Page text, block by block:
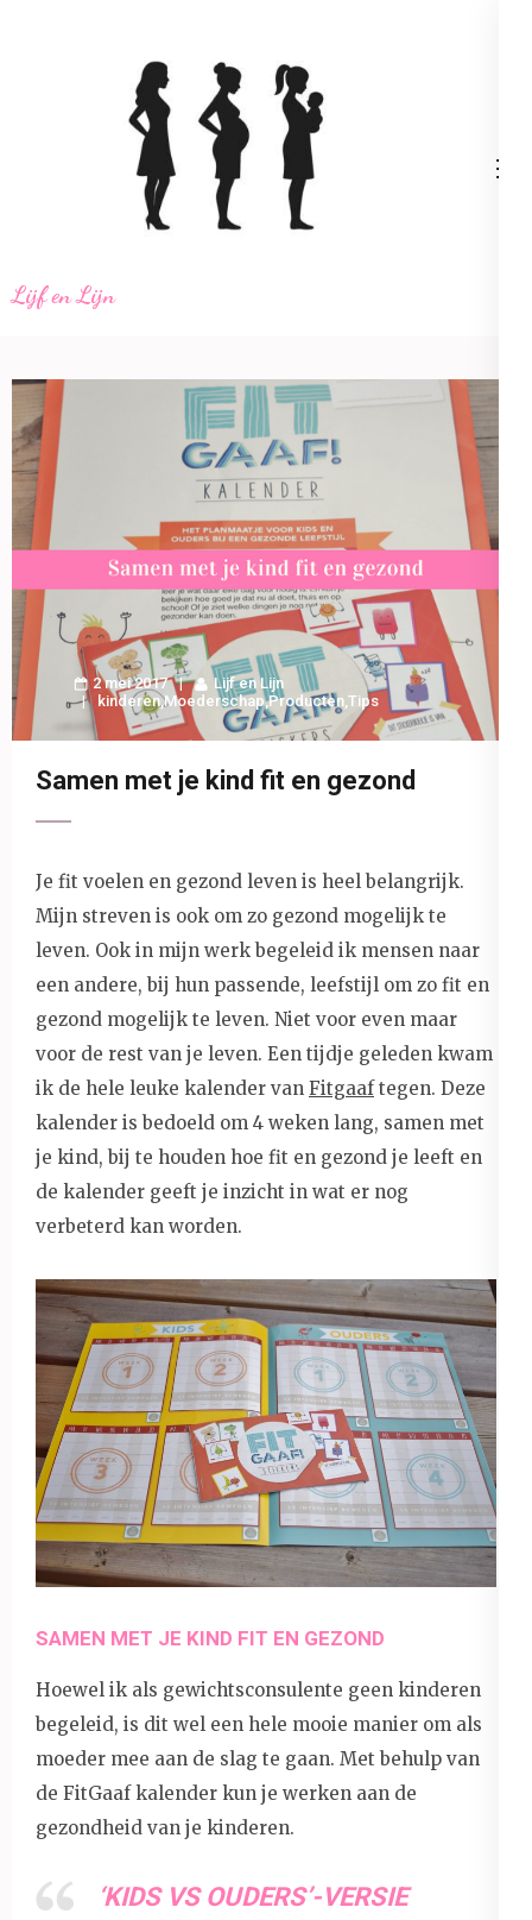
Lijf en Lijn
2 mei 2017
Lijf en Lijn
kinderen,Moederschap,Producten Tips
Samen met je kind fit en gezond
Je fit voelen en gezond leven is heel belangrijk.
Mijn streven is ook om zo gezond mogelijk te
leven. Ook in mijn werk begeleid ik mensen naar
een andere, bij hun passende, leefstijl om zo fit en
gezond mogelijk te leven. Niet voor even maar
voor de rest van je leven. Een tijdje geleden kwam
ik de hele leuke kalender van Fitgaaftegen. Deze
kalender is bedoeld om 4 weken lang, samen met
je kind, bij te houden hoe fit en gezond je leeft en
de kalender geeft je inzicht in wat er nog
verbeterd kan worden.
SAMEN MET JE KIND FIT EN GEZOND
Hoewel ik als gewichtsconsulente geen kinderen
begeleid, is dit wel een hele mooie manier om als
moeder mee aan de slag te gaan. Met behulp van
de FitGaaf kalender kun je werken aan de
gezondheid van je kinderen.
‘KIDS VS OUDERS’-VERSIE